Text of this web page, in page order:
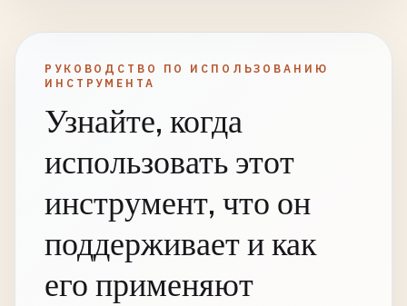
РУКОВОДСТВО ПО ИСПОЛЬЗОВАНИЮ
ИНСТРУМЕНТА
Узнайте, когда
использовать этот
инструмент, что он
поддерживает и как
его применяют